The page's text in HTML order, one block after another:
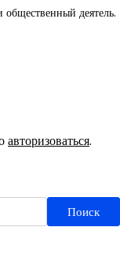
деятель.
авторизоваться.
Поиск